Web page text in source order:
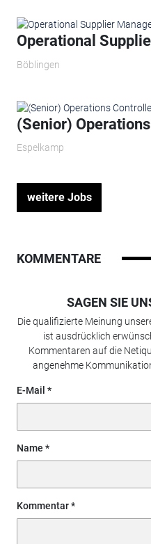
Operational
Böblingen
(Senior)
Espelkamp
weitere Jobs
KOMMENTARE
SAGEN SIE
Die qualifizierte Meinung
ist ausdrücklich
Kommentaren auf die
angenehme
E-Mail
Name
Kommentar